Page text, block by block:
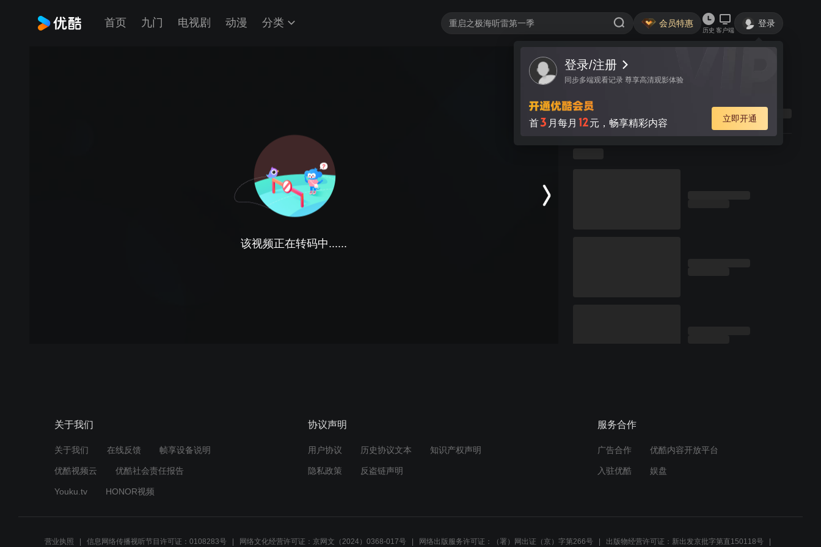
首页 九门 电视剧 动漫 分类 会员特惠
历史 客户端
登录
登录/注册
同步多端观看记录 尊享高清观影体验
首3 月每月 12元，畅享精彩内容 立即开通
该视频正在转码中......
关于我们
关于我们 在线反馈 帧享设备说明
优酷视频云 优酷社会责任报告
Youku.tv HONOR视频
协议声明
用户协议 历史协议文本 知识产权声明
隐私政策 反盗链声明
服务合作
广告合作 优酷内容开放平台
入驻优酷 娱盘
营业执照 信息网络传播视听节目许可证：0108283号 网络文化经营许可证：京网文（2024）0368-017号 网络出版服务许可证：（署）网出证（京）字第266号 出版物经营许可证：新出发京批字第直150118号